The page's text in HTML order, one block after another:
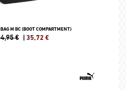
M BC (BOOT COMPARTMENT)
€ | 35,72 €